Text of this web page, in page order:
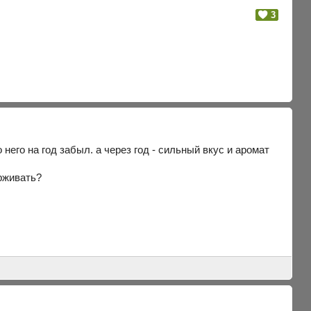
3
на год забыл. а через год - сильный вкус и аромат